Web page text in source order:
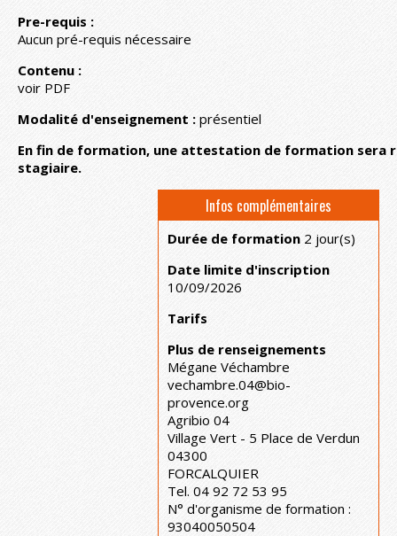
Pre-requis :
Aucun pré-requis nécessaire
Contenu :
voir PDF
Modalité d'enseignement : présentiel
En fin de formation, une attestation de formation sera
stagiaire.
Infos complémentaires
Durée de formation 2 jour(s)
Date limite d'inscription
10/09/2026
Tarifs
Plus de renseignements
Mégane Véchambre
vechambre.04@bio-
provence.org
Agribio 04
Village Vert - 5 Place de Verdun
04300
FORCALQUIER
Tel. 04 92 72 53 95
N° d'organisme de formation :
93040050504